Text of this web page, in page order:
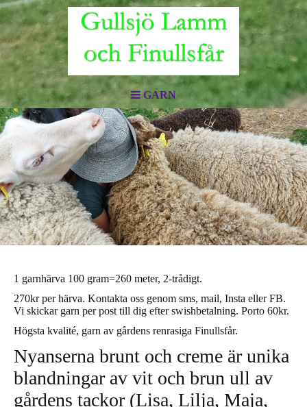
GARN
1 garnhärva 100 gram=260 meter, 2-trådigt.
270kr per härva. Kontakta oss genom sms, mail, Insta eller FB.
Vi skickar garn per post till dig efter swishbetalning. Porto 60kr.
Högsta kvalité, garn av gårdens renrasiga Finullsfår.
Nyanserna brunt och creme är unika
blandningar av vit och brun ull av
gårdens tackor (Lisa, Lilja, Maja,